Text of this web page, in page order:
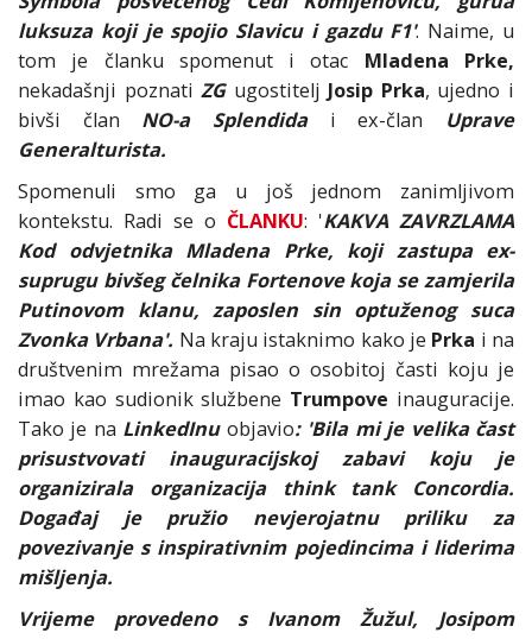
luksuza koji je spojio Slavicu i gazdu F1'. Naime, u
tom je članku spomenut i otac Mladena Prke,
nekadašnji poznati ZG ugostitelj Josip Prka, ujedno i
bivši član NO-a Splendidai ex-član Uprave
Generalturista.
Spomenuli smo ga u još jednom zanimljivom
kontekstu. Radi se o ČLANKU: 'KAKVA ZAVRZLAMA
Kod odvjetnika Mladena Prke, koji zastupa ex-
suprugu bivšeg čelnika Fortenove koja se zamjerila
Putinovom klanu, zaposlen sin optuženog suca
Zvonka Vrbana'. Na kraju istaknimo kako je Prka i na
društvenim mrežama pisao o osobitoj časti koju je
imao kao sudionik službene Trumpove inauguracije.
Tako je na LinkedInuobjavio: 'Bila mi je velika čast
prisustvovati inauguracijskoj zabavi koju je
organizirala organizacija think tank Concordia.
Događaj je pružio nevjerojatnu priliku za
povezivanje s inspirativnim pojedincima i liderima
mišljenja.
Vrijeme provedeno s Ivanom Žužul, Josipom